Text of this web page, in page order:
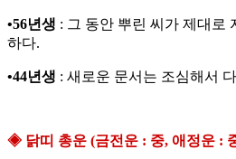
•56년생 : 그 동안 뿌린 씨가 제대로
하다.
•44년생 : 새로운 문서는 조심해서
◈ 닭띠 총운 (금전운 : 중, 애정운 :